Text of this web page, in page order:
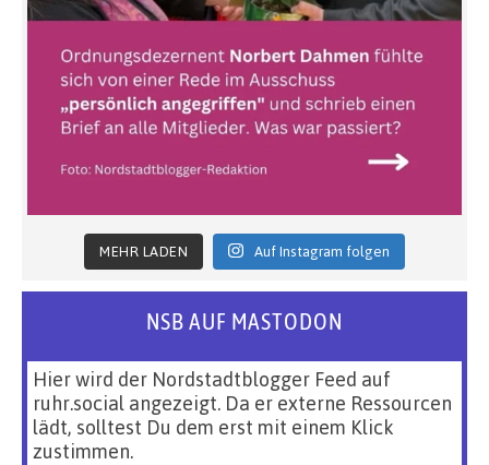
MEHR LADEN Auf Instagram folgen
NSB AUF MASTODON
Hier wird der Nordstadtblogger Feed auf
ruhr.social angezeigt. Da er externe Ressourcen
lädt, solltest Du dem erst mit einem Klick
zustimmen.